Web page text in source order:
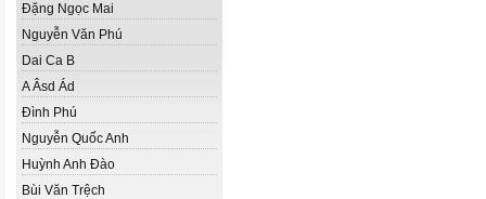
Đặng Ngọc Mai
Nguyễn Văn Phú
Dai Ca B
A Âsd Ád
Đình Phú
Nguyễn Quốc Anh
Huỳnh Anh Đào
Bùi Văn Trệch